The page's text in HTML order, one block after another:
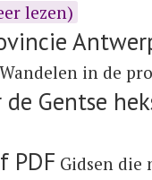
lezen)
Wandelen in de
Gentse
PDF Gidsen die